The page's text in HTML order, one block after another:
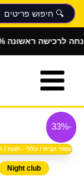
דילוג
לתוכן
| לרכישה ראשונה
-33%
עמוד הבית / כללי - חנות /
Night club
כמות
של
חולצת
אוברסייז
Sound